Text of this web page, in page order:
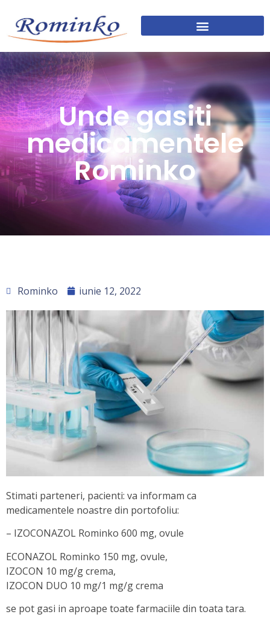
Unde gasiti
medicamentele
Rominko
Rominko iunie 12, 2022
Stimati parteneri, pacienti: va informam ca
medicamentele noastre din portofoliu:
– IZOCONAZOL Rominko 600 mg, ovule
ECONAZOL Rominko 150 mg, ovule,
IZOCON 10 mg/g crema,
IZOCON DUO 10 mg/1 mg/g crema
se pot gasi in aproape toate farmaciile din toata tara.